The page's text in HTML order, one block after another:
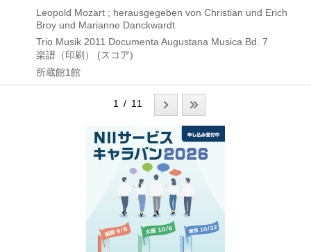
Leopold Mozart ; herausgegeben von Christian und Erich
Broy und Marianne Danckwardt
Trio Musik 2011 Documenta Augustana Musica Bd. 7
楽譜（印刷） (スコア)
所蔵館1館
1 / 11